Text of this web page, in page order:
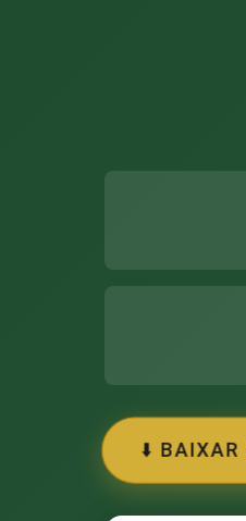
⬇️ BAIXAR